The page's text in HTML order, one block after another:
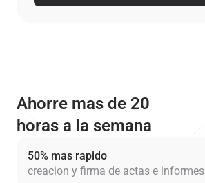
Ahorre mas de 20
horas a la semana
50% mas rapido
creacion y firma de actas e informes